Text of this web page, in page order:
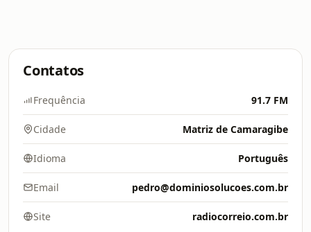
Contatos
Frequência 91.7 FM
Cidade Matriz de Camaragibe
Idioma Português
Email pedro@dominiosolucoes.com.br
Site radiocorreio.com.br